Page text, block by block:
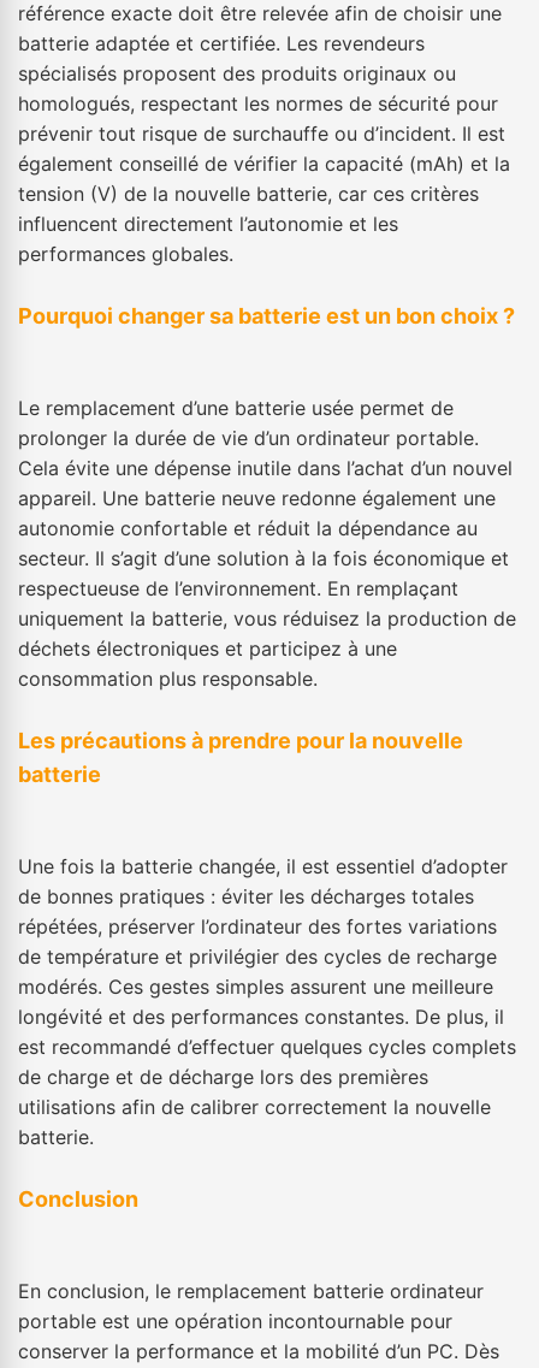
référence exacte doit être relevée afin de choisir une
batterie adaptée et certifiée. Les revendeurs
spécialisés proposent des produits originaux ou
homologués, respectant les normes de sécurité pour
prévenir tout risque de surchauffe ou d’incident. Il est
également conseillé de vérifier la capacité (mAh) et la
tension (V) de la nouvelle batterie, car ces critères
influencent directement l’autonomie et les
performances globales.
Pourquoi changer sa batterie est un bon choix ?
Le remplacement d’une batterie usée permet de
prolonger la durée de vie d’un ordinateur portable.
Cela évite une dépense inutile dans l’achat d’un nouvel
appareil. Une batterie neuve redonne également une
autonomie confortable et réduit la dépendance au
secteur. Il s’agit d’une solution à la fois économique et
respectueuse de l’environnement. En remplaçant
uniquement la batterie, vous réduisez la production de
déchets électroniques et participez à une
consommation plus responsable.
Les précautions à prendre pour la nouvelle
batterie
Une fois la batterie changée, il est essentiel d’adopter
de bonnes pratiques : éviter les décharges totales
répétées, préserver l’ordinateur des fortes variations
de température et privilégier des cycles de recharge
modérés. Ces gestes simples assurent une meilleure
longévité et des performances constantes. De plus, il
est recommandé d’effectuer quelques cycles complets
de charge et de décharge lors des premières
utilisations afin de calibrer correctement la nouvelle
batterie.
Conclusion
En conclusion, le remplacement batterie ordinateur
portable est une opération incontournable pour
conserver la performance et la mobilité d’un PC. Dès